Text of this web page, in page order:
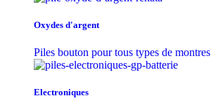
Oxydes d'argent
Piles bouton pour tous types de montres
Electroniques